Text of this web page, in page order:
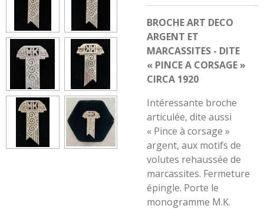
BROCHE ART DECO
ARGENT ET
MARCASSITES - DITE
« PINCE A CORSAGE »
CIRCA 1920
Intéressante broche
articulée, dite aussi
« Pince à corsage »
argent, aux motifs de
volutes rehaussée de
marcassites. Fermeture
épingle. Porte le
monogramme M.K.